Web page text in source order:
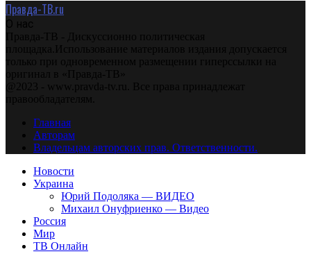
Правда-ТВ.ru
О нас
Правда-ТВ - Дискуссионно политическая
площадка.Использование материалов издания допускается
только при одновременном размещении гиперссылки на
оригинал в «Правда-ТВ»
@2023 - www.pravda-tv.ru. Все права принадлежат
правообладателям.
Главная
Авторам
Владельцам авторских прав. Ответственности.
Новости
Украина
Юрий Подоляка — ВИДЕО
Михаил Онуфриенко — Видео
Россия
Мир
ТВ Онлайн